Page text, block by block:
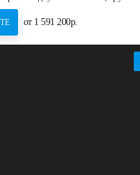
от 1 591 200р.